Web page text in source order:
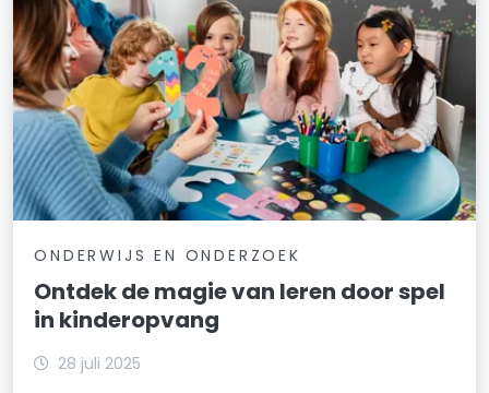
ONDERWIJS EN ONDERZOEK
Ontdek de magie van leren door spel
in kinderopvang
28 juli 2025